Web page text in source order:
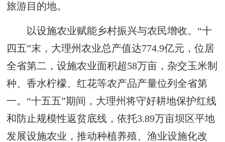
旅游目的地。
以设施农业赋能乡村振兴与农民增收。“十
四五”末，大理州农业总产值达774.9亿元，位居
全省第二，设施农业面积超58万亩，杂交玉米制
种、香水柠檬、红花等农产品产量位列全省第
一。“十五五”期间，大理州将守好耕地保护红线
和防止规模性返贫底线，依托3.89万亩坝区平地
发展设施农业，推动种植养殖、渔业设施化改